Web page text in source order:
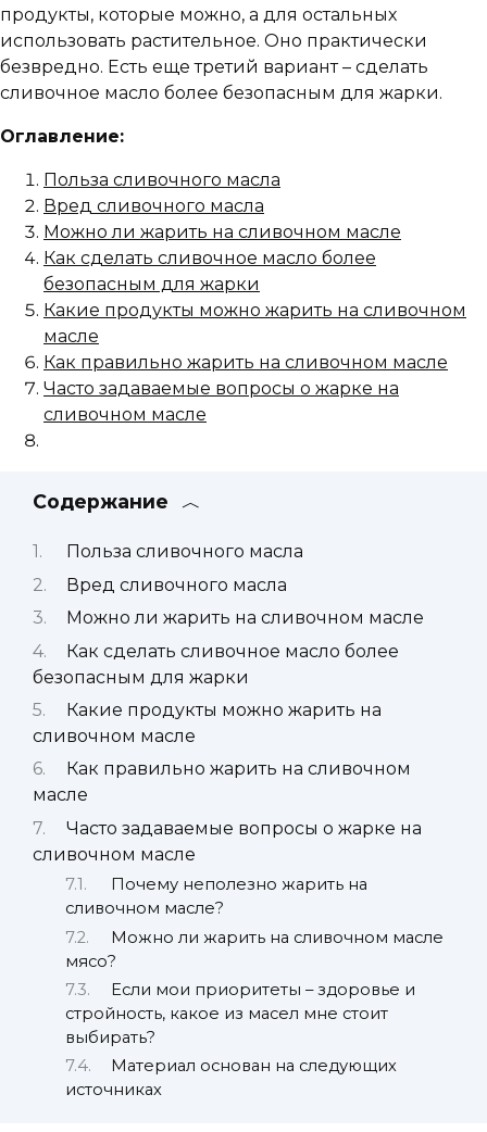
продукты, которые можно, а для остальных
использовать растительное. Оно практически
безвредно. Есть еще третий вариант – сделать
сливочное масло более безопасным для жарки.
Оглавление:
Польза сливочного масла
Вред сливочного масла
Можно ли жарить на сливочном масле
Как сделать сливочное масло более
безопасным для жарки
Какие продукты можно жарить на сливочном
масле
Как правильно жарить на сливочном масле
Часто задаваемые вопросы о жарке на
сливочном масле
Содержание
Польза сливочного масла
Вред сливочного масла
Можно ли жарить на сливочном масле
Как сделать сливочное масло более
безопасным для жарки
Какие продукты можно жарить на
сливочном масле
Как правильно жарить на сливочном
масле
Часто задаваемые вопросы о жарке на
сливочном масле
Почему неполезно жарить на
сливочном масле?
Можно ли жарить на сливочном масле
мясо?
Если мои приоритеты – здоровье и
стройность, какое из масел мне стоит
выбирать?
Материал основан на следующих
источниках